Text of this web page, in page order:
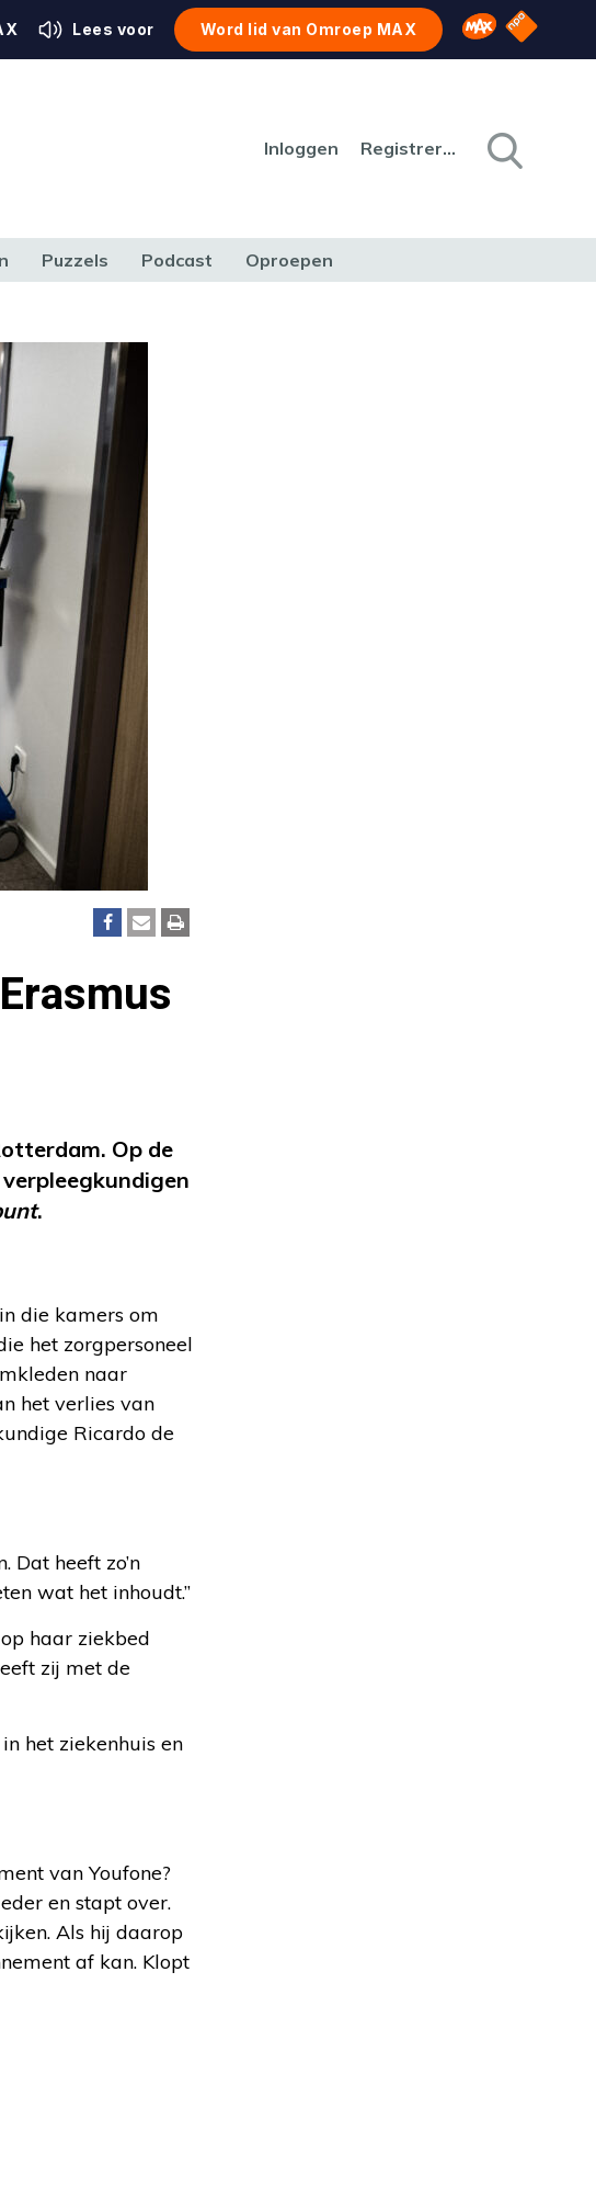
Lees voor Word lid van Omroep MAX Omroep MAX
NPO
Inloggen Registreren
Puzzels Podcast Oproepen
Op de
.
die kamers om
het zorgpersoneel
naar
het verlies van
Ricardo de
Dat heeft zo’n
wat het inhoudt.”
haar ziekbed
zij met de
het ziekenhuis en
van Youfone?
en stapt over.
Als hij daarop
af kan. Klopt